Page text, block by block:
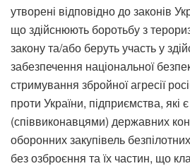
утворені відповідно до законів
що здійснюють боротьбу з
закону та/або беруть участь у
забезпечення національної
стримування збройної агресії
проти України, підприємства, які
(співвиконавцями) державних
оборонних закупівель
без озброєння та їх частин, що